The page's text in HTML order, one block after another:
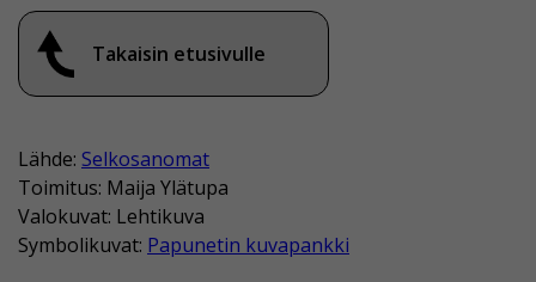
Takaisin etusivulle
Lähde: Selkosanomat
Toimitus: Maija Ylätupa
Valokuvat: Lehtikuva
Symbolikuvat: Papunetin kuvapankki